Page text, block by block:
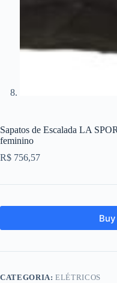
Sapatos de Escalada LA
feminino
R$ 756,57
CATEGORIA:ELÉTRICOS